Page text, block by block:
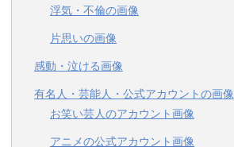
浮気・不倫の画像
片思いの画像
感動・泣ける画像
有名人・芸能人・公式アカウントの画像
お笑い芸人のアカウント画像
アニメの公式アカウント画像